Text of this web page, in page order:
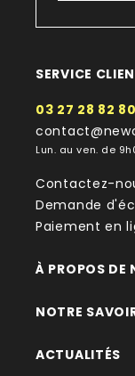
SERVICE
03 27 28 82 80
Lun. au ven. de
Contactez-
Demande
Paiement en
À PROPOS DE
NOTRE
ACTUALITÉS